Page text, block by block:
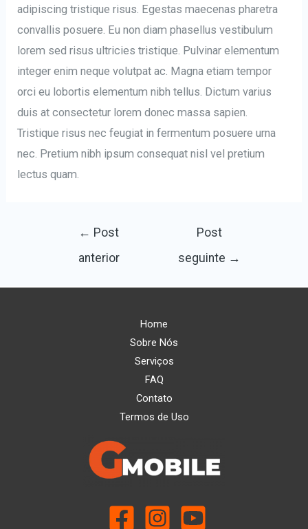
adipiscing tristique risus. Egestas maecenas pharetra
convallis posuere. Eu non diam phasellus vestibulum
lorem sed risus ultricies tristique. Pulvinar elementum
integer enim neque volutpat ac. Magna etiam tempor
orci eu lobortis elementum nibh tellus. Dictum varius
duis at consectetur lorem donec massa sapien.
Tristique risus nec feugiat in fermentum posuere urna
nec. Pretium nibh ipsum consequat nisl vel pretium
lectus quam.
← Post
anterior
Post
seguinte →
Home
Sobre Nós
Serviços
FAQ
Contato
Termos de Uso